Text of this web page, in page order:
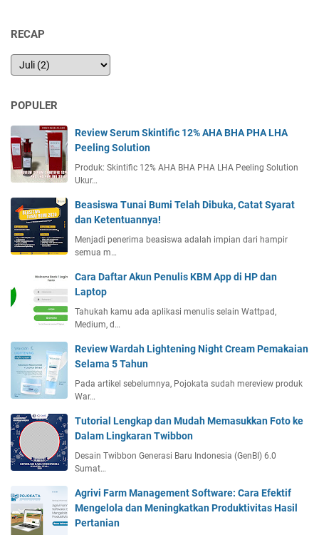
RECAP
POPULER
Review Serum Skintific 12% AHA BHA PHA LHA
Peeling Solution
Produk: Skintific 12% AHA BHA PHA LHA Peeling Solution
Ukur…
Beasiswa Tunai Bumi Telah Dibuka, Catat Syarat
dan Ketentuannya!
Menjadi penerima beasiswa adalah impian dari hampir
semua m…
Cara Daftar Akun Penulis KBM App di HP dan
Laptop
Tahukah kamu ada aplikasi menulis selain Wattpad,
Medium, d…
Review Wardah Lightening Night Cream Pemakaian
Selama 5 Tahun
Pada artikel sebelumnya, Pojokata sudah mereview produk
War…
Tutorial Lengkap dan Mudah Memasukkan Foto ke
Dalam Lingkaran Twibbon
Desain Twibbon Generasi Baru Indonesia (GenBI) 6.0
Sumat…
Agrivi Farm Management Software: Cara Efektif
Mengelola dan Meningkatkan Produktivitas Hasil
Pertanian